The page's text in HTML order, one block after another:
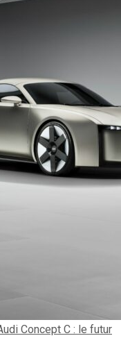
Concept C : le futur